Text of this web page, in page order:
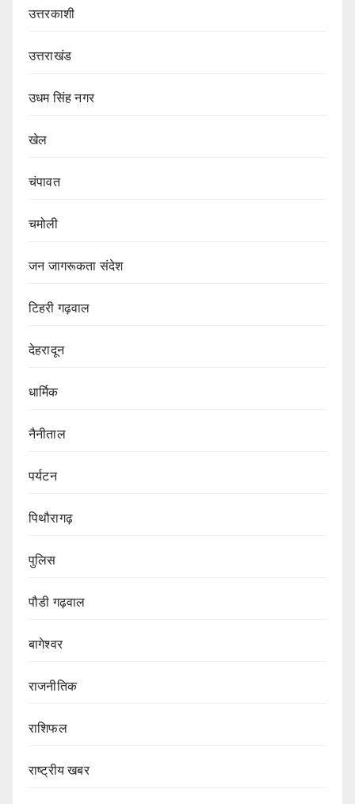
उत्तरकाशी
उत्तराखंड
उधम सिंह नगर
खेल
चंपावत
चमोली
जन जागरूकता संदेश
टिहरी गढ़वाल
देहरादून
धार्मिक
नैनीताल
पर्यटन
पिथौरागढ़
पुलिस
पौडी गढ़वाल
बागेश्वर
राजनीतिक
राशिफल
राष्ट्रीय खबर